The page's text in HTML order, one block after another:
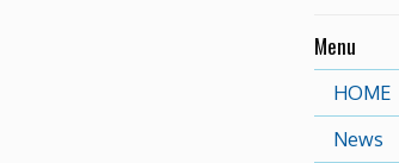
Menu
HOME
News